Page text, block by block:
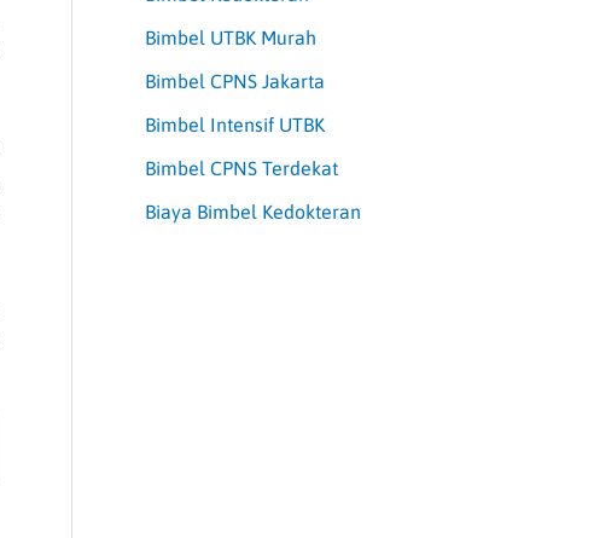
Bimbel UTBK Murah
Bimbel CPNS Jakarta
Bimbel Intensif UTBK
Bimbel CPNS Terdekat
Biaya Bimbel Kedokteran